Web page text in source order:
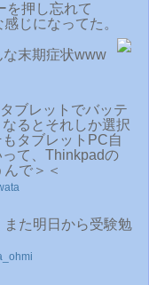
を押し忘れて
じになってた。
末期症状www
ブレットでバッテ
るとそれしか選択
タブレットPC自
て、Thinkpadの
で＞＜
また明日から受験勉